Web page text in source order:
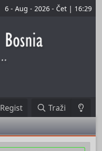
6 - Aug - 2026 - Čet | 16:29
Regist Traži